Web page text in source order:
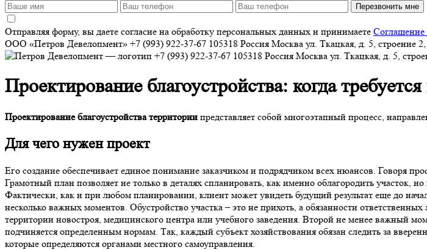
Перезвонить мне
Отправляя форму, вы даете согласие на обработку персональных данных и принимаете Соглашение
ООО «Петров Девелопмент» +7 (993) 922-37-67 105318 Россия Москва ул. Ткацкая, д. 5, строение
+7 (993) 922-37-67 105318 Россия Москва ул. Ткацкая, д. 5,
Проектирование благоустройства: когда
Проектирование благоустройства территории представляет собой многоэтапный процесс,
Для чего нужен проект
Его создание обеспечивает единое понимание заказчиком и подрядчиком всех нюансов. Говоря
Грамотный план позволяет не только в деталях спланировать, как именно облагородить участок,
Фактически, как и при любом планировании, клиент может увидеть будущий результат еще до
несколько важных моментов. Обустройство участка – это не прихоть, а обязанности
территории новостроя, медицинского центра или учебного заведения. Второй не менее важный
подчиняется определенным нормам. Так, каждый субъект хозяйствования обязан следить за
которые определяются органами местного самоуправления.